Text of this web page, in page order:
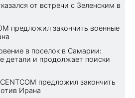
от встречи с Зеленским в
предложил закончить военные
в поселок в Самарии:
детали и продолжает поиски
предложил закончить
Ирана